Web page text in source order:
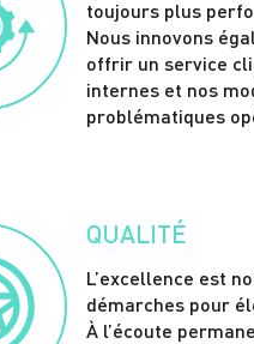
toujours plus
Nous innovons
offrir un service
internes et nos
problématiques
QUALITÉ
L’excellence est
démarches pour
À l’écoute